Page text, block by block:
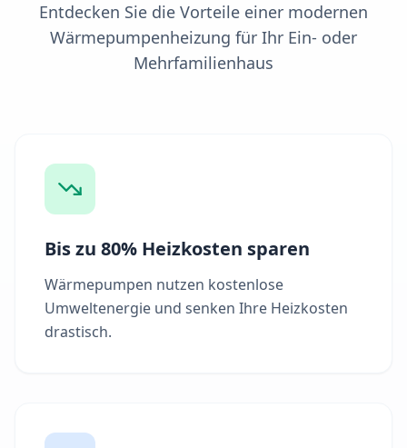
Entdecken Sie die Vorteile einer modernen
Wärmepumpenheizung für Ihr Ein- oder
Mehrfamilienhaus
Bis zu 80% Heizkosten sparen
Wärmepumpen nutzen kostenlose
Umweltenergie und senken Ihre Heizkosten
drastisch.